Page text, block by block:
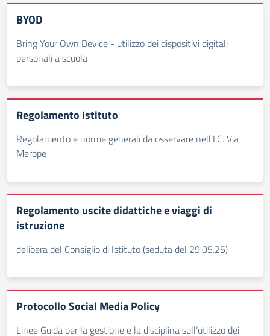
BYOD
Bring Your Own Device - utilizzo dei dispositivi digitali
personali a scuola
Regolamento Istituto
Regolamento e norme generali da osservare nell'I.C. Via
Merope
Regolamento uscite didattiche e viaggi di
istruzione
delibera del Consiglio di Istituto (seduta del 29.05.25)
Protocollo Social Media Policy
Linee Guida per la gestione e la disciplina sull’utilizzo dei